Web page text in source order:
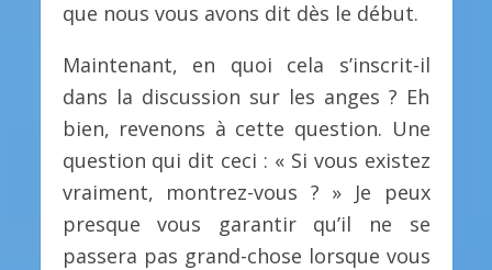
que nous vous avons dit dès le début.
Maintenant, en quoi cela s’inscrit-il
dans la discussion sur les anges ? Eh
bien, revenons à cette question. Une
question qui dit ceci : « Si vous existez
vraiment, montrez-vous ? » Je peux
presque vous garantir qu’il ne se
passera pas grand-chose lorsque vous